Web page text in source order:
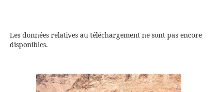
Les données relatives au téléchargement ne sont pas encore
disponibles.